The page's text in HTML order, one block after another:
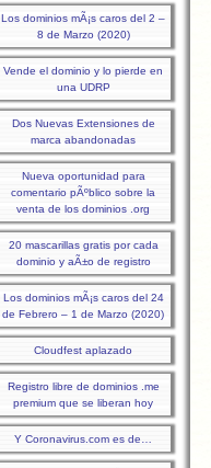
Los dominios mÃ¡s caros del 2 –
8 de Marzo (2020)
Vende el dominio y lo pierde en
una UDRP
Dos Nuevas Extensiones de
marca abandonadas
Nueva oportunidad para
comentario pÃºblico sobre la
venta de los dominios .org
20 mascarillas gratis por cada
dominio y aÃ±o de registro
Los dominios mÃ¡s caros del 24
de Febrero – 1 de Marzo (2020)
Cloudfest aplazado
Registro libre de dominios .me
premium que se liberan hoy
Y Coronavirus.com es de…